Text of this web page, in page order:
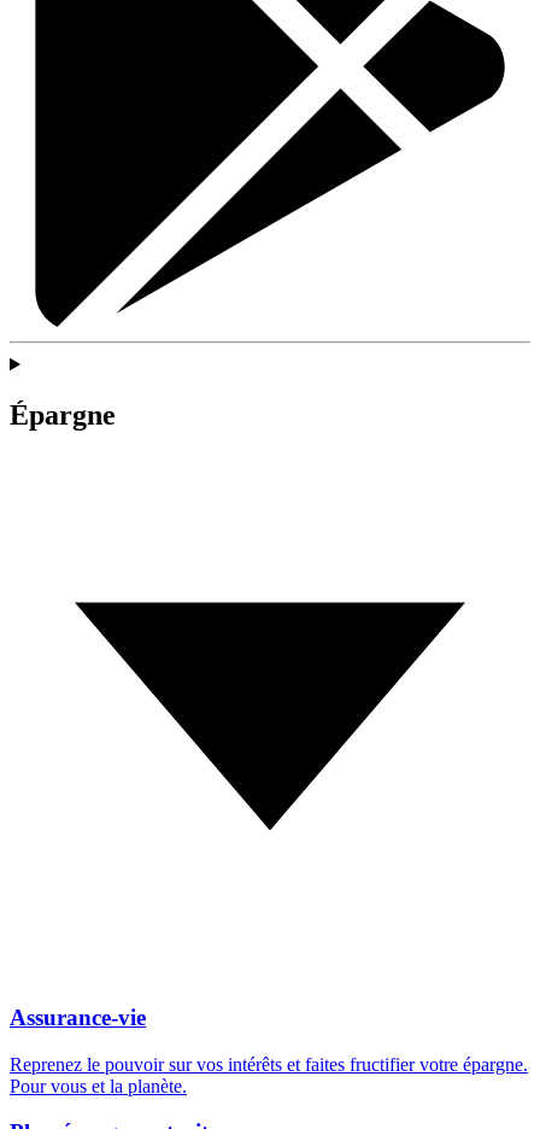
Épargne
Assurance‑vie
Reprenez le pouvoir sur vos intérêts et faites fructifier votre épargne.
Pour vous et la planète.